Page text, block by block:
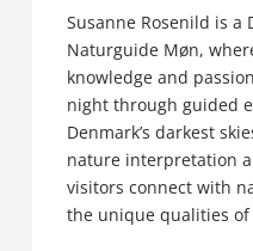
Susanne Rosenild is a
Naturguide Møn,
knowledge and
night through guided
Denmark’s darkest
nature interpretation
visitors connect with
the unique qualities of